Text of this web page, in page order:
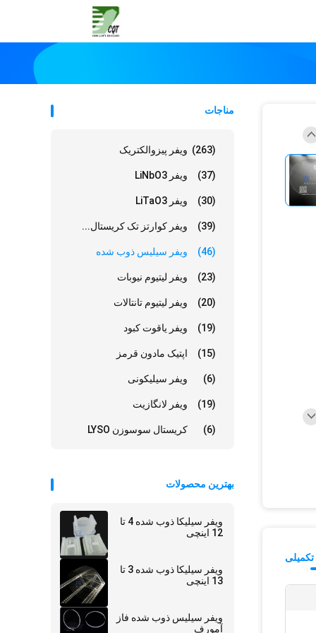
مناجات
ویفر پیزوالکتریک (263)
ویفر LiNbO3 (37)
ویفر LiTaO3 (30)
ویفر کوارتز تک کریستال... (39)
ویفر سیلیس ذوب شده (46)
ویفر لیتیوم نیوبات (23)
ویفر لیتیوم تانتالات (20)
ویفر یاقوت کبود (19)
اپتیک مادون قرمز (15)
ویفر سیلیکونی (6)
ویفر لانگازیت (19)
کریستال سوسوزن LYSO (6)
بهترین محصولات
ویفر سیلیکا ذوب شده 4 تا
12 اینچی
ویفر سیلیکا ذوب شده 3 تا
13 اینچی
ویفر سیلیس ذوب شده فاز
آمورف